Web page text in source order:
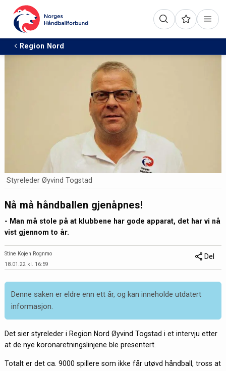
Region Nord
Styreleder Øyvind Togstad
Nå må håndballen gjenåpnes!
- Man må stole på at klubbene har gode apparat, det har vi nå
vist gjennom to år.
Stine Kojen Rognmo
18.01.22 kl. 16:59
Del
Denne saken er eldre enn ett år, og kan inneholde utdatert
informasjon.
Det sier styreleder i Region Nord Øyvind Togstad i et intervju etter
at de nye koronaretningslinjene ble presentert.
Totalt er det ca. 9000 spillere som ikke får utøvd håndball, tross at